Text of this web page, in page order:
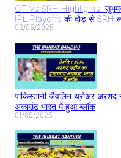
GT Vs SRH Highlights: सुभमन
IPL Playoffs की दौड़ से SRH
03/05/2025
पाकिस्तानी जैवलिन थ्रोअर
अकाउंट भारत में हुआ ब्लॉक
01/05/2025